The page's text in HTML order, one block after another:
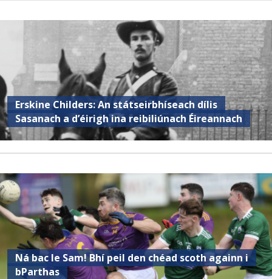
Erskine Childers: An státseirbhíseach dílis
Sasanach a d’éirigh ina reibiliúnach Éireannach
Ná bac le Sam! Bhí peil den chéad scoth againn i
bParthas